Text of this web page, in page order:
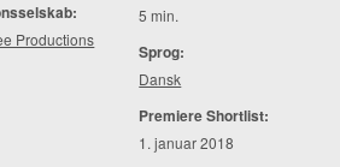
Productions
5 min.
Sprog:
Dansk
Premiere Shortlist:
1. januar 2018